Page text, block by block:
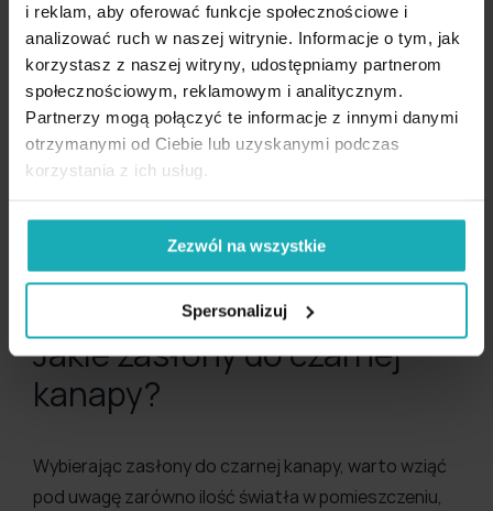
i reklam, aby oferować funkcje społecznościowe i
analizować ruch w naszej witrynie. Informacje o tym, jak
korzystasz z naszej witryny, udostępniamy partnerom
społecznościowym, reklamowym i analitycznym.
Partnerzy mogą połączyć te informacje z innymi danymi
otrzymanymi od Ciebie lub uzyskanymi podczas
korzystania z ich usług.
Zezwól na wszystkie
Spersonalizuj
Jakie zasłony do czarnej
kanapy?
Wybierając zasłony do czarnej kanapy, warto wziąć
pod uwagę zarówno ilość światła w pomieszczeniu,